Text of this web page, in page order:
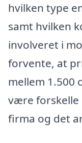
hvilken type
samt hvilken
involveret i
forvente, at
mellem 1.500
være forskelle
firma og det